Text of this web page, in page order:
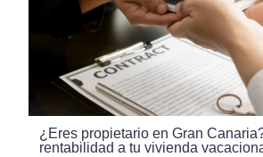
¿Eres propietario en Gran
rentabilidad a tu vivienda